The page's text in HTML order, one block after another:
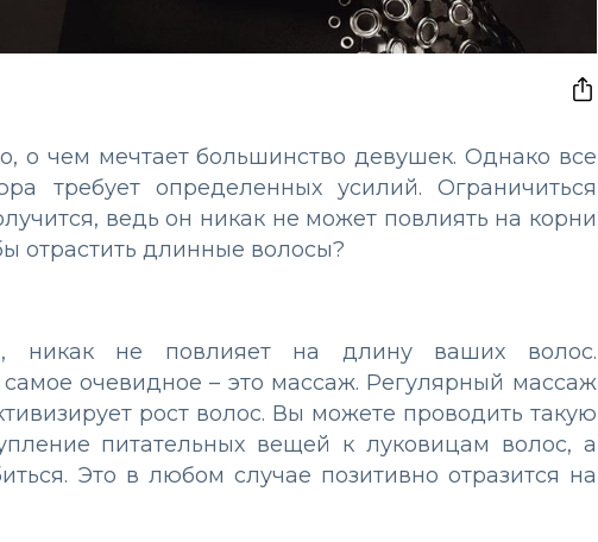
о чем мечтает большинство девушек. Однако все
требует определенных усилий. Ограничиться
ведь он никак не может повлиять на корни
отрастить длинные волосы?
никак не повлияет на длину ваших волос.
очевидное – это массаж. Регулярный массаж
рост волос. Вы можете проводить такую
питательных вещей к луковицам волос, а
Это в любом случае позитивно отразится на